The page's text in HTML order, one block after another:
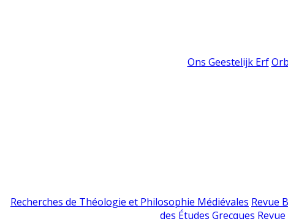
Ons Geestelijk Erf
Recherches de Théologie et Philosophie Médiévales Revue
des Études Grecques